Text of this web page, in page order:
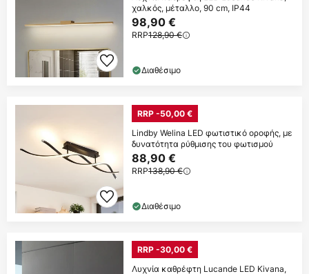
χαλκός, μέταλλο, 90 cm, IP44
98,90 €
RRP128,90 €
Διαθέσιμο
RRP -50,00 €
Lindby Welina LED φωτιστικό οροφής, με
δυνατότητα ρύθμισης του φωτισμού
88,90 €
RRP138,90 €
Διαθέσιμο
RRP -30,00 €
Λυχνία καθρέφτη Lucande LED Kivana,